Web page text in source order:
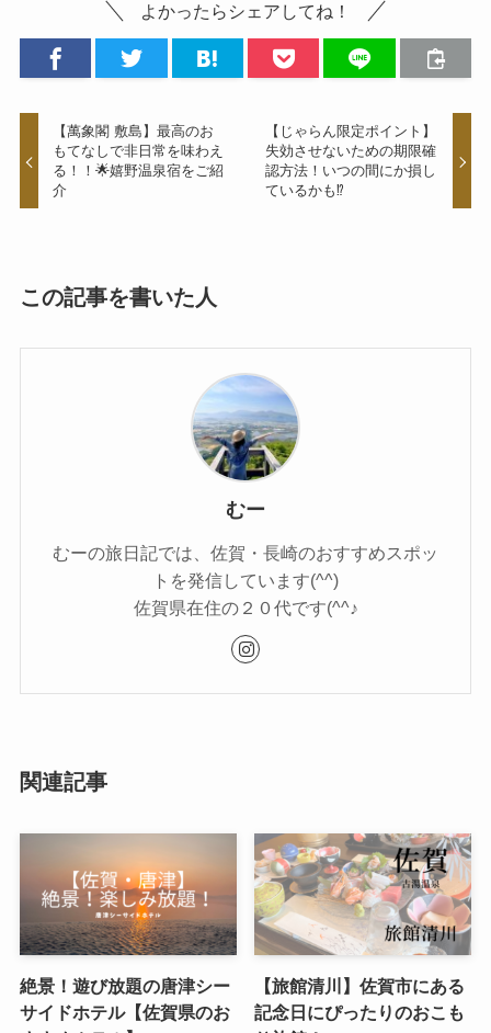
よかったらシェアしてね！
【萬象閣 敷島】最高のお
もてなしで非日常を味わえ
る！！🌟嬉野温泉宿をご紹
介
【じゃらん限定ポイント】
失効させないための期限確
認方法！いつの間にか損し
ているかも⁉
この記事を書いた人
むー
むーの旅日記では、佐賀・長崎のおすすめスポッ
トを発信しています(^^)
佐賀県在住の２０代です(^^♪
関連記事
絶景！遊び放題の唐津シー
サイドホテル【佐賀県のお
【旅館清川】佐賀市にある
記念日にぴったりのおこも